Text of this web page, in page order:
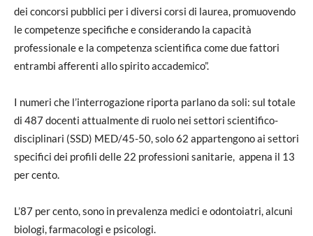
dei concorsi pubblici per i diversi corsi di laurea, promuovendo
le competenze specifiche e considerando la capacità
professionale e la competenza scientifica come due fattori
entrambi afferenti allo spirito accademico”.
I numeri che l’interrogazione riporta parlano da soli: sul totale
di 487 docenti attualmente di ruolo nei settori scientifico-
disciplinari (SSD) MED/45-50, solo 62 appartengono ai settori
specifici dei profili delle 22 professioni sanitarie, appena il 13
per cento.
L’87 per cento, sono in prevalenza medici e odontoiatri, alcuni
biologi, farmacologi e psicologi.